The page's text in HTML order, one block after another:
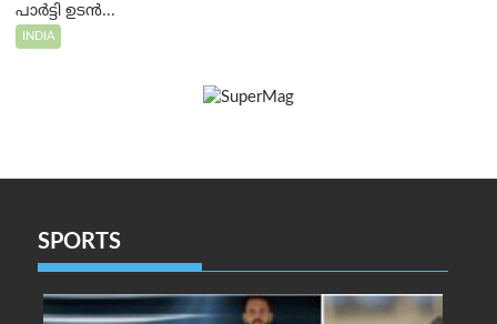
പാർട്ടി ഉടൻ...
INDIA
SPORTS